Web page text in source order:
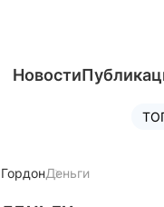
Новости
ГордонДеньги